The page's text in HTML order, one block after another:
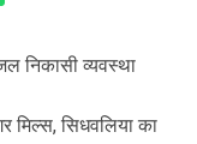
निकासी व्यवस्था
मिल्स, सिधवलिया का